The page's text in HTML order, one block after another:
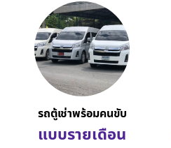
รถตู้เช่าพร้อมคนขับ
แบบรายเดือน